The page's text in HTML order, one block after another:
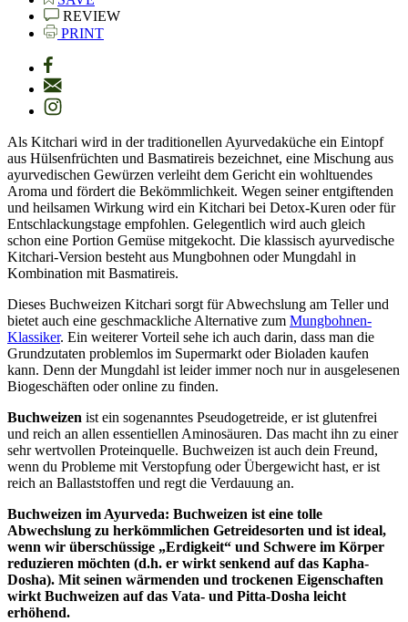
REVIEW
PRINT
Als Kitchari wird in der traditionellen Ayurvedaküche ein Eintopf
aus Hülsenfrüchten und Basmatireis bezeichnet, eine Mischung aus
ayurvedischen Gewürzen verleiht dem Gericht ein wohltuendes
Aroma und fördert die Bekömmlichkeit. Wegen seiner entgiftenden
und heilsamen Wirkung wird ein Kitchari bei Detox-Kuren oder für
Entschlackungstage empfohlen. Gelegentlich wird auch gleich
schon eine Portion Gemüse mitgekocht. Die klassisch ayurvedische
Kitchari-Version besteht aus Mungbohnen oder Mungdahl in
Kombination mit Basmatireis.
Dieses Buchweizen Kitchari sorgt für Abwechslung am Teller und
bietet auch eine geschmackliche Alternative zum Mungbohnen-
Klassiker. Ein weiterer Vorteil sehe ich auch darin, dass man die
Grundzutaten problemlos im Supermarkt oder Bioladen kaufen
kann. Denn der Mungdahl ist leider immer noch nur in ausgelesenen
Biogeschäften oder online zu finden.
Buchweizen ist ein sogenanntes Pseudogetreide, er ist glutenfrei
und reich an allen essentiellen Aminosäuren. Das macht ihn zu einer
sehr wertvollen Proteinquelle. Buchweizen ist auch dein Freund,
wenn du Probleme mit Verstopfung oder Übergewicht hast, er ist
reich an Ballaststoffen und regt die Verdauung an.
Buchweizen im Ayurveda: Buchweizen ist eine tolle
Abwechslung zu herkömmlichen Getreidesorten und ist ideal,
wenn wir überschüssige „Erdigkeit“ und Schwere im Körper
reduzieren möchten (d.h. er wirkt senkend auf das Kapha-
Dosha). Mit seinen wärmenden und trockenen Eigenschaften
wirkt Buchweizen auf das Vata- und Pitta-Dosha leicht
erhöhend.